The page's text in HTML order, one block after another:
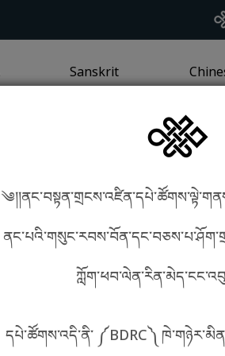
/ SEA TRADITIONPAGE
GO TOSANSKRIT
Sanskrit
GO
དཔེ་ཚོགས་འདི་ནི་ ༼BDRC༽
phonetics! How to find